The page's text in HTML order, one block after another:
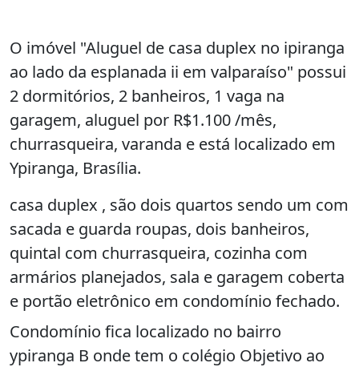
O imóvel "Aluguel de casa duplex no ipiranga
ao lado da esplanada ii em valparaíso" possui
2 dormitórios, 2 banheiros, 1 vaga na
garagem, aluguel por R$1.100 /mês,
churrasqueira, varanda e está localizado em
Ypiranga, Brasília.
casa duplex , são dois quartos sendo um com
sacada e guarda roupas, dois banheiros,
quintal com churrasqueira, cozinha com
armários planejados, sala e garagem coberta
e portão eletrônico em condomínio fechado.
Condomínio fica localizado no bairro
ypiranga B onde tem o colégio Objetivo ao